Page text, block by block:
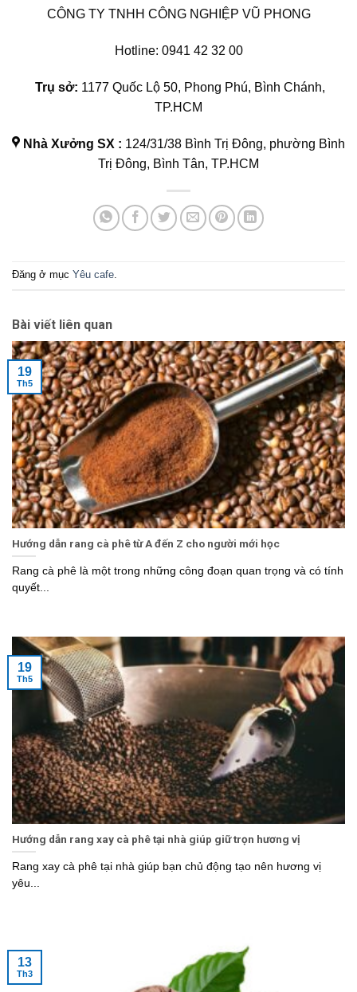
CÔNG TY TNHH CÔNG NGHIỆP VŨ PHONG
Hotline: 0941 42 32 00
Trụ sở: 1177 Quốc Lộ 50, Phong Phú, Bình Chánh,
TP.HCM
Nhà Xưởng SX : 124/31/38 Bình Trị Đông, phường Bình
Trị Đông, Bình Tân, TP.HCM
Đăng ở mục Yêu cafe
Bài viết liên quan
Hướng dẫn rang cà phê từ A đến Z cho người mới học
Rang cà phê là một trong những công đoạn quan trọng và có tính
quyết...
19
Th5
Hướng dẫn rang xay cà phê tại nhà giúp giữ trọn hương vị
Rang xay cà phê tại nhà giúp bạn chủ động tạo nên hương vị
yêu...
19
Th5
13
Th3